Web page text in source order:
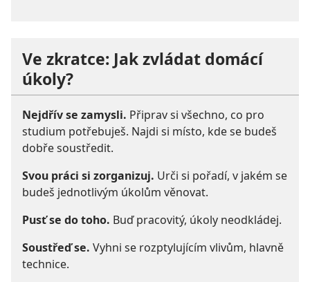
Ve zkratce: Jak zvládat domácí
úkoly?
Nejdřív se zamysli. Připrav si všechno, co pro
studium potřebuješ. Najdi si místo, kde se budeš
dobře soustředit.
Svou práci si zorganizuj. Urči si pořadí, v jakém se
budeš jednotlivým úkolům věnovat.
Pusť se do toho. Buď pracovitý, úkoly neodkládej.
Soustřeď se. Vyhni se rozptylujícím vlivům, hlavně
technice.